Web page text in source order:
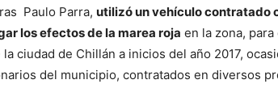
Paulo Parra, utilizó un vehículo contratado
los efectos de la marea roja en la zona,
la ciudad de Chillán a inicios del año 2017,
del municipio, contratados en diversos